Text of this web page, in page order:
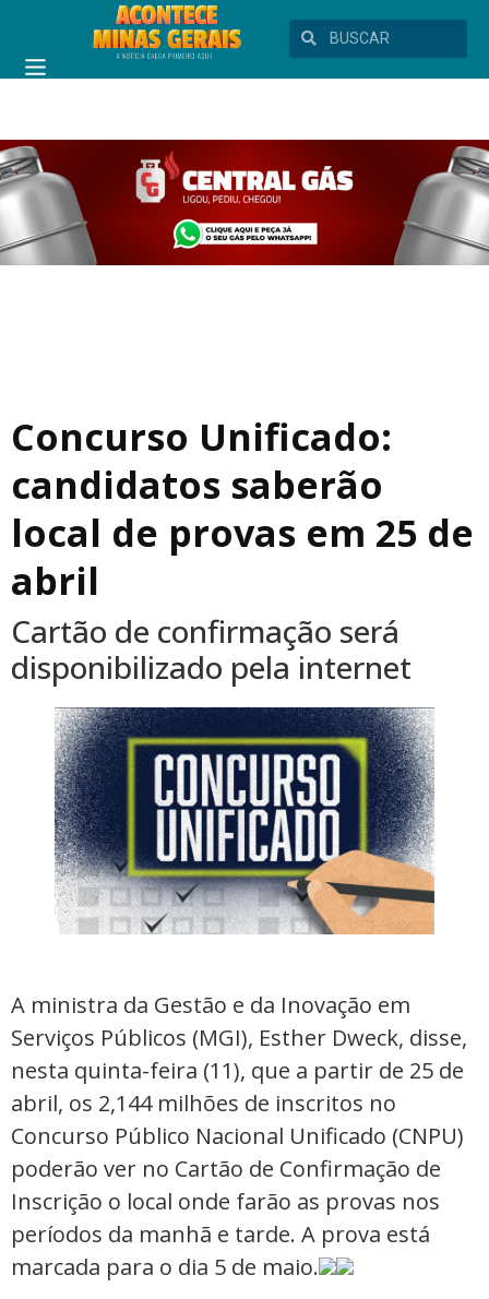
Concurso Unificado:
candidatos saberão
local de provas em 25 de
abril
Cartão de confirmação será
disponibilizado pela internet
A ministra da Gestão e da Inovação em
Serviços Públicos (MGI), Esther Dweck, disse,
nesta quinta-feira (11), que a partir de 25 de
abril, os 2,144 milhões de inscritos no
Concurso Público Nacional Unificado (CNPU)
poderão ver no Cartão de Confirmação de
Inscrição o local onde farão as provas nos
períodos da manhã e tarde. A prova está
marcada para o dia 5 de maio.